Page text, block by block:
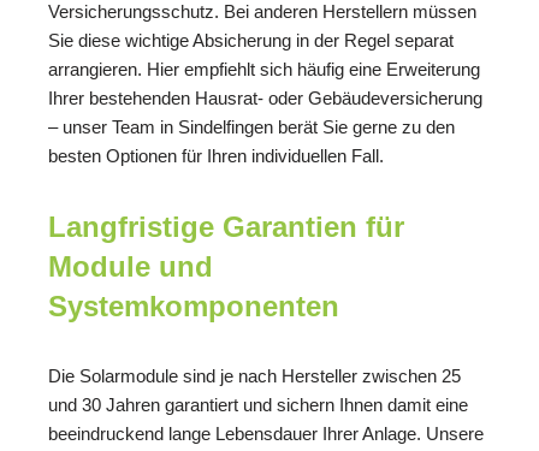
Versicherungsschutz. Bei anderen Herstellern müssen
Sie diese wichtige Absicherung in der Regel separat
arrangieren. Hier empfiehlt sich häufig eine Erweiterung
Ihrer bestehenden Hausrat- oder Gebäudeversicherung
– unser Team in Sindelfingen berät Sie gerne zu den
besten Optionen für Ihren individuellen Fall.
Langfristige Garantien für
Module und
Systemkomponenten
Die Solarmodule sind je nach Hersteller zwischen 25
und 30 Jahren garantiert und sichern Ihnen damit eine
beeindruckend lange Lebensdauer Ihrer Anlage. Unsere